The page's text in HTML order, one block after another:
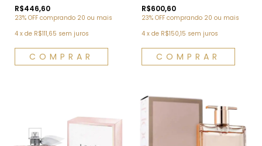
R$446,60
23% OFF comprando 20 ou mais
4 x de R$111,65 sem juros
R$600,60
23% OFF comprando 20 ou mais
4 x de R$150,15 sem juros